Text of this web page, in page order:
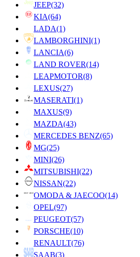
JEEP(32)
KIA(64)
LADA(1)
LAMBORGHINI(1)
LANCIA(6)
LAND ROVER(14)
LEAPMOTOR(8)
LEXUS(27)
MASERATI(1)
MAXUS(9)
MAZDA(43)
MERCEDES BENZ(65)
MG(25)
MINI(26)
MITSUBISHI(22)
NISSAN(22)
OMODA & JAECOO(14)
OPEL(97)
PEUGEOT(57)
PORSCHE(10)
RENAULT(76)
SAAB(3)